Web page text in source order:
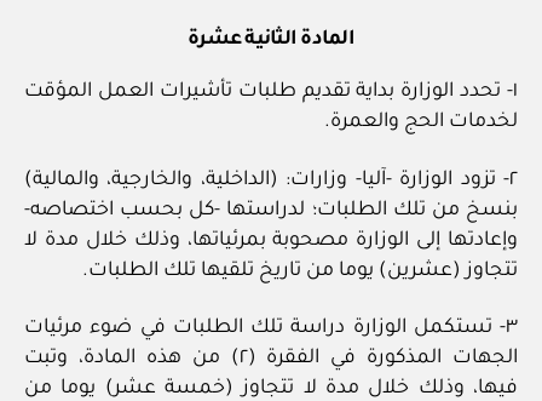
المادة الثانية عشرة
١- تحدد الوزارة بداية تقديم طلبات تأشيرات العمل المؤقت
لخدمات الحج والعمرة.
٢- تزود الوزارة -آليا- وزارات: (الداخلية، والخارجية، والمالية)
بنسخ من تلك الطلبات؛ لدراستها -كل بحسب اختصاصه-
وإعادتها إلى الوزارة مصحوبة بمرئياتها، وذلك خلال مدة لا
تتجاوز (عشرين) يوما من تاريخ تلقيها تلك الطلبات.
٣- تستكمل الوزارة دراسة تلك الطلبات في ضوء مرئيات
الجهات المذكورة في الفقرة (٢) من هذه المادة، وتبت
فيها، وذلك خلال مدة لا تتجاوز (خمسة عشر) يوما من